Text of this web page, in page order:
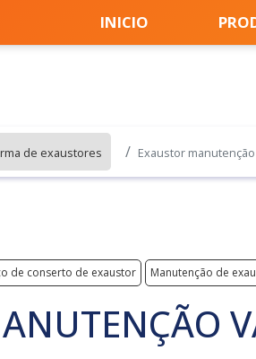
INICIO
de exaustores Exaustor
de conserto de exaustor Manutenção de